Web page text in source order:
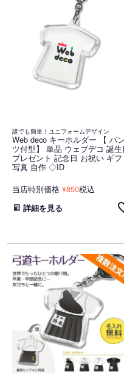
誰でも簡単！ユニフォームデザイン
Web deco キーホルダー 【 パン
ツ付型】 単品 ウェブデコ 誕生
プレゼント 記念日 お祝い ギフ
写真 自作 ◇ID
当店特別価格 ¥850税込
詳細を見る